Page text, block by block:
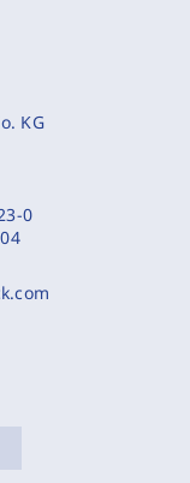
KG
0